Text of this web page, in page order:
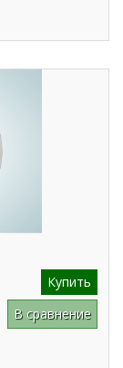
Купить
В сравнение